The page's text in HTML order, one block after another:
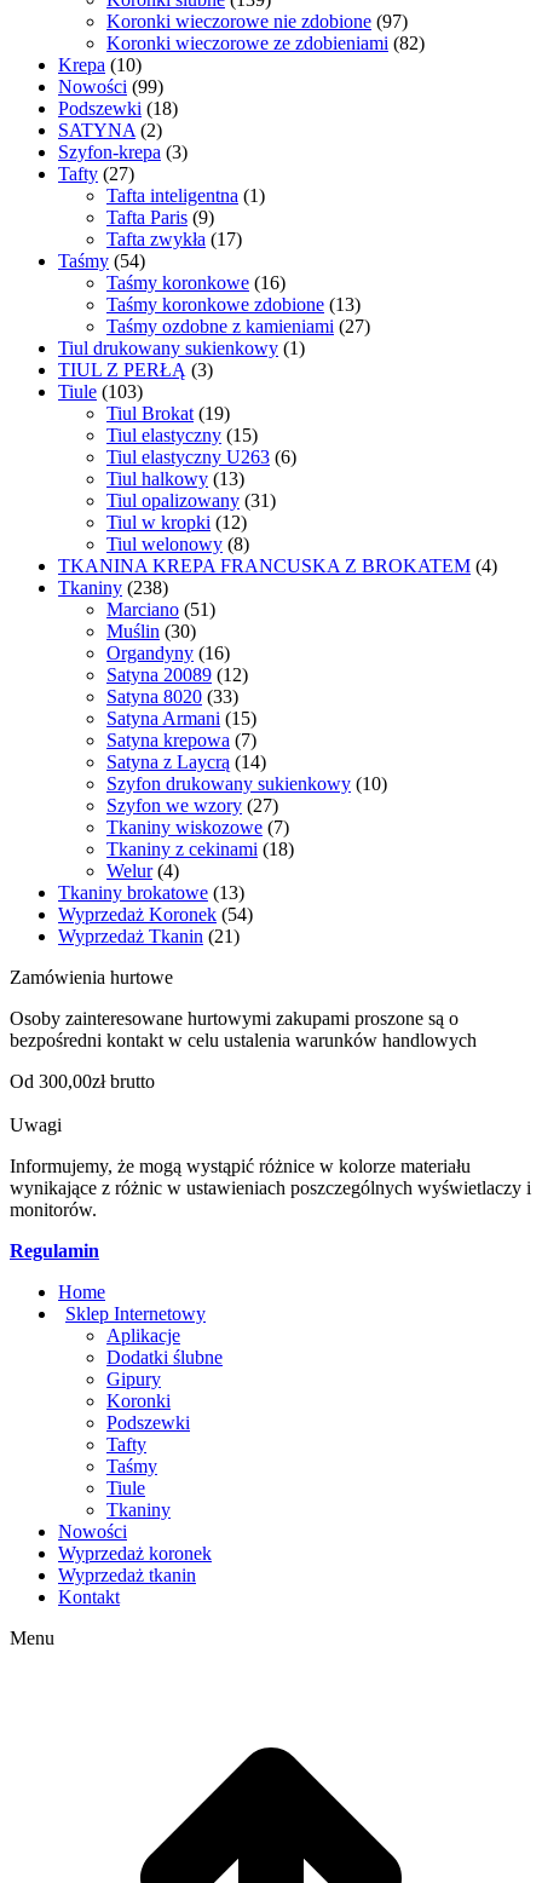
Koronki wieczorowe nie zdobione (97)
Koronki wieczorowe ze zdobieniami (82)
Krepa (10)
Nowości (99)
Podszewki (18)
SATYNA (2)
Szyfon-krepa (3)
Tafty (27)
Tafta inteligentna (1)
Tafta Paris (9)
Tafta zwykła (17)
Taśmy (54)
Taśmy koronkowe (16)
Taśmy koronkowe zdobione (13)
Taśmy ozdobne z kamieniami (27)
Tiul drukowany sukienkowy (1)
TIUL Z PERŁĄ (3)
Tiule (103)
Tiul Brokat (19)
Tiul elastyczny (15)
Tiul elastyczny U263 (6)
Tiul halkowy (13)
Tiul opalizowany (31)
Tiul w kropki (12)
Tiul welonowy (8)
TKANINA KREPA FRANCUSKA Z BROKATEM (4)
Tkaniny (238)
Marciano (51)
Muślin (30)
Organdyny (16)
Satyna 20089 (12)
Satyna 8020 (33)
Satyna Armani (15)
Satyna krepowa (7)
Satyna z Laycrą (14)
Szyfon drukowany sukienkowy (10)
Szyfon we wzory (27)
Tkaniny wiskozowe (7)
Tkaniny z cekinami (18)
Welur (4)
Tkaniny brokatowe (13)
Wyprzedaż Koronek (54)
Wyprzedaż Tkanin (21)
Zamówienia hurtowe
Osoby zainteresowane hurtowymi zakupami proszone są o
bezpośredni kontakt w celu ustalenia warunków handlowych
Od 300,00zł brutto
Uwagi
Informujemy, że mogą wystąpić różnice w kolorze materiału
wynikające z różnic w ustawieniach poszczególnych wyświetlaczy i
monitorów.
Regulamin
Home
Sklep Internetowy
Aplikacje
Dodatki ślubne
Gipury
Koronki
Podszewki
Tafty
Taśmy
Tiule
Tkaniny
Nowości
Wyprzedaż koronek
Wyprzedaż tkanin
Kontakt
Menu